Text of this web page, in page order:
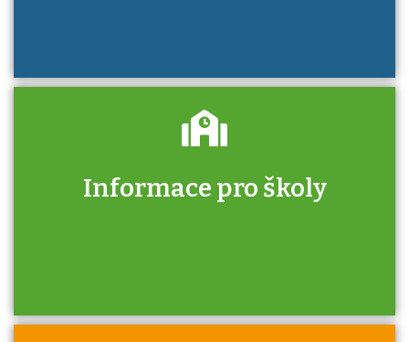
Informace pro školy
Zjistěte, jak se přihlásit ke zkoušce a kde